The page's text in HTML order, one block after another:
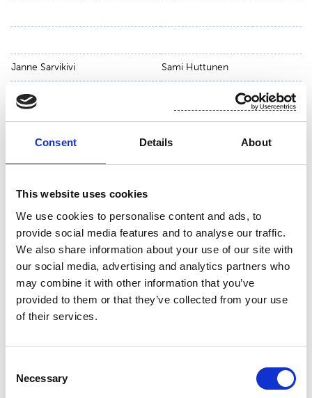
Consent Details About
This website uses cookies
We use cookies to personalise content and ads, to
provide social media features and to analyse our traffic.
We also share information about your use of our site with
our social media, advertising and analytics partners who
may combine it with other information that you’ve
provided to them or that they’ve collected from your use
of their services.
Selection
Necessary
Janne Sarvikivi Sami Huttunen
Lisätietoja:
Talousjohtaja Toni Tamminen, Suominen Oyj
www.suominen.fi